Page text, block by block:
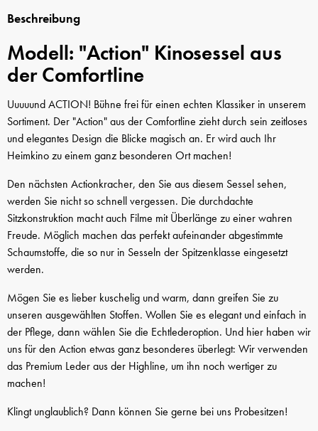
Beschreibung
Modell: "Action" Kinosessel aus
der Comfortline
Uuuuund ACTION! Bühne frei für einen echten Klassiker in unserem
Sortiment. Der "Action" aus der Comfortline zieht durch sein zeitloses
und elegantes Design die Blicke magisch an. Er wird auch Ihr
Heimkino zu einem ganz besonderen Ort machen!
Den nächsten Actionkracher, den Sie aus diesem Sessel sehen,
werden Sie nicht so schnell vergessen. Die durchdachte
Sitzkonstruktion macht auch Filme mit Überlänge zu einer wahren
Freude. Möglich machen das perfekt aufeinander abgestimmte
Schaumstoffe, die so nur in Sesseln der Spitzenklasse eingesetzt
werden.
Mögen Sie es lieber kuschelig und warm, dann greifen Sie zu
unseren ausgewählten Stoffen. Wollen Sie es elegant und einfach in
der Pflege, dann wählen Sie die Echtlederoption. Und hier haben wir
uns für den Action etwas ganz besonderes überlegt: Wir verwenden
das Premium Leder aus der Highline, um ihn noch wertiger zu
machen!
Klingt unglaublich? Dann können Sie gerne bei uns Probesitzen!